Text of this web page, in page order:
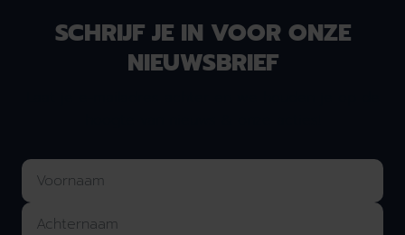
SCHRIJF JE IN VOOR ONZE
NIEUWSBRIEF